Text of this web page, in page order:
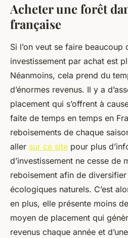
Acheter une forêt
française
Si l’on veut se faire beaucoup
investissement par achat est
Néanmoins, cela prend du
d’énormes revenus. Il y a
placement qui s’offrent à
faite de temps en temps en
reboisements de chaque
aller sur ce site pour plus
d’investissement ne cesse de
reboisement afin de
écologiques naturels. C’est
en plus, elle présente moins
moyen de placement qui
revenus chaque année et